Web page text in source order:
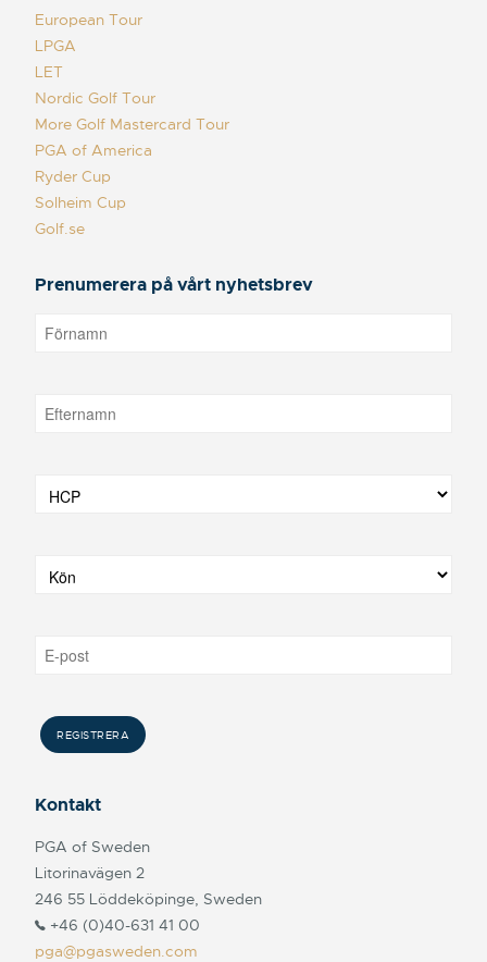
European Tour
LPGA
LET
Nordic Golf Tour
More Golf Mastercard Tour
PGA of America
Ryder Cup
Solheim Cup
Golf.se
Prenumerera på vårt nyhetsbrev
Kontakt
PGA of Sweden
Litorinavägen 2
246 55 Löddeköpinge, Sweden
+46 (0)40-631 41 00
pga@pgasweden.com